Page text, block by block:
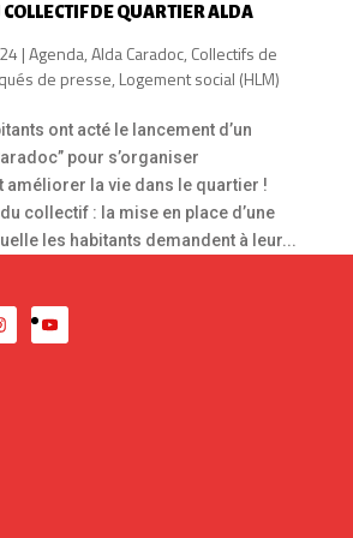
DE QUARTIER ALDA
|Agenda,Alda Caradoc, Collectifs de
de presse, Logement social (HLM)
ont acté le lancement d’un
pour s’organiser
améliorer la vie dans le quartier !
collectif : la mise en place d’une
les habitants demandent à leur...